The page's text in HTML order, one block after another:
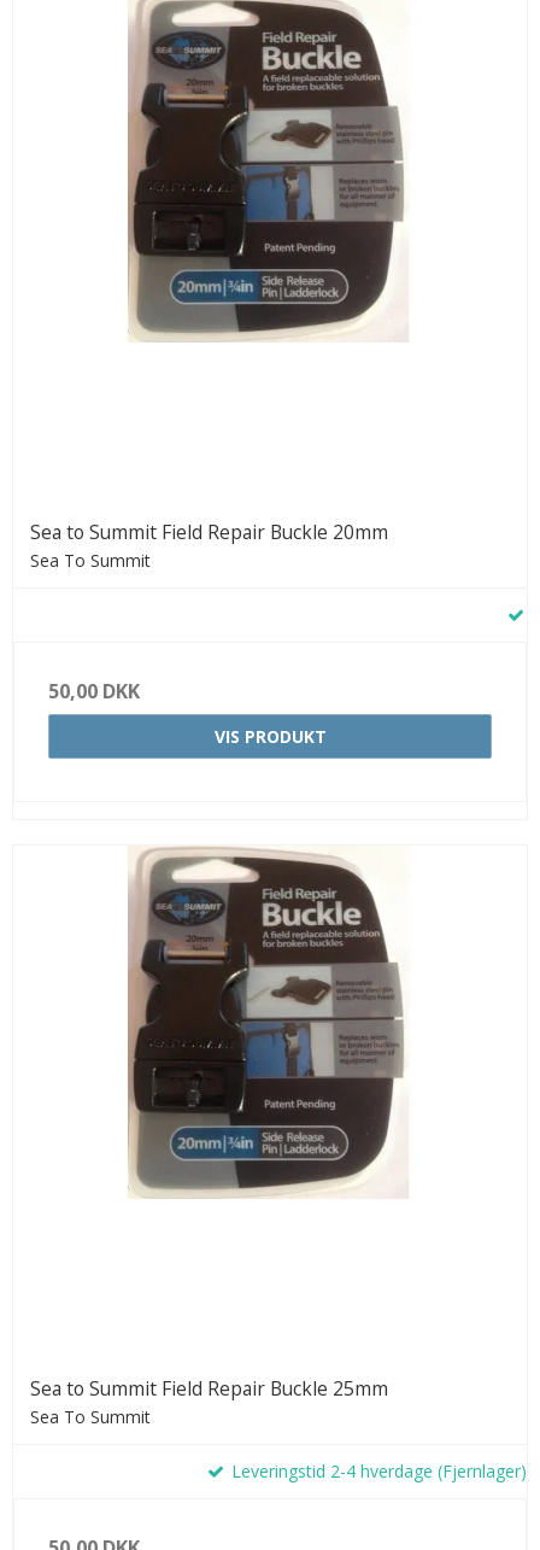
Sea to Summit Field Repair Buckle 20mm
Sea To Summit
50,00 DKK
VIS PRODUKT
Sea to Summit Field Repair Buckle 25mm
Sea To Summit
Leveringstid 2-4 hverdage (Fjernlager)